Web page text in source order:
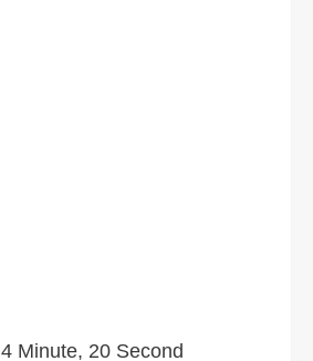
4 Minute, 20 Second